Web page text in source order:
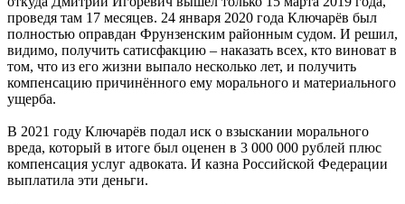
проведя там 17 месяцев. 24 января 2020 года Ключарёв был
полностью оправдан Фрунзенским районным судом. И решил,
видимо, получить сатисфакцию – наказать всех, кто виноват в
том, что из его жизни выпало несколько лет, и получить
компенсацию причинённого ему морального и материального
ущерба.
В 2021 году Ключарёв подал иск о взыскании морального
вреда, который в итоге был оценен в 3 000 000 рублей плюс
компенсация услуг адвоката. И казна Российской Федерации
выплатила эти деньги.